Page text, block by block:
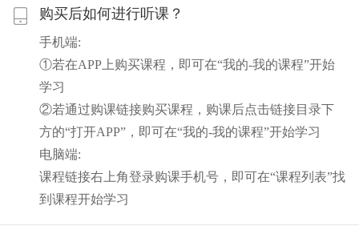
购买后如何进行听课？
手机端:
①若在APP上购买课程，即可在“我的-我的课程”开始
学习
②若通过购课链接购买课程，购课后点击链接目录下
方的“打开APP”，即可在“我的-我的课程”开始学习
电脑端:
课程链接右上角登录购课手机号，即可在“课程列表”找
到课程开始学习